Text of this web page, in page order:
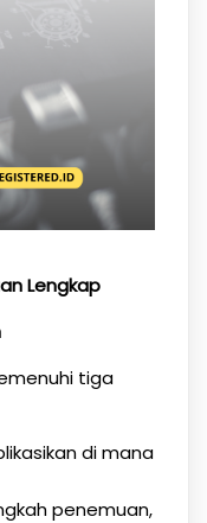
Lengkap
tiga
di mana
penemuan,